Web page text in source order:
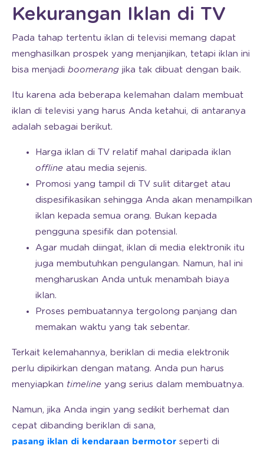
Kekurangan Iklan di TV
Pada tahap tertentu iklan di televisi memang dapat
menghasilkan prospek yang menjanjikan, tetapi iklan ini
bisa menjadi boomerang jika tak dibuat dengan baik.
Itu karena ada beberapa kelemahan dalam membuat
iklan di televisi yang harus Anda ketahui, di antaranya
adalah sebagai berikut.
Harga iklan di TV relatif mahal daripada iklan
offline atau media sejenis.
Promosi yang tampil di TV sulit ditarget atau
dispesifikasikan sehingga Anda akan menampilkan
iklan kepada semua orang. Bukan kepada
pengguna spesifik dan potensial.
Agar mudah diingat, iklan di media elektronik itu
juga membutuhkan pengulangan. Namun, hal ini
mengharuskan Anda untuk menambah biaya
iklan.
Proses pembuatannya tergolong panjang dan
memakan waktu yang tak sebentar.
Terkait kelemahannya, beriklan di media elektronik
perlu dipikirkan dengan matang. Anda pun harus
menyiapkan timeline yang serius dalam membuatnya.
Namun, jika Anda ingin yang sedikit berhemat dan
cepat dibanding beriklan di sana,
pasang iklan di kendaraan bermotor seperti di